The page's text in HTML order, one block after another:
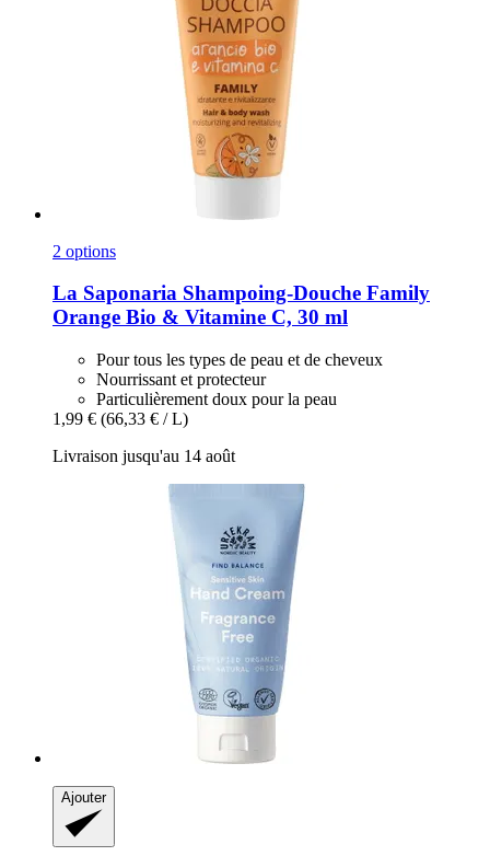
2 options
La Saponaria Shampoing-​Douche Family
Orange Bio & Vitamine C, 30 ml
Pour tous les types de peau et de cheveux
Nourrissant et protecteur
Particulièrement doux pour la peau
1,99 € (66,33 € / L)
Livraison jusqu'au 14 août
Ajouter